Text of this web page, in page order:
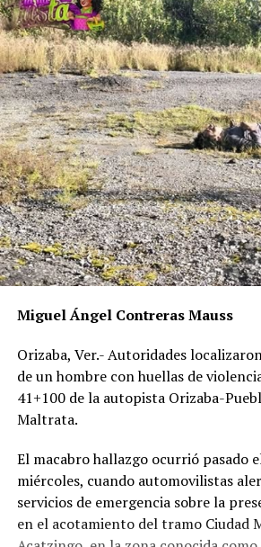
Miguel Ángel Contreras Mauss
Orizaba, Ver.- Autoridades
de un hombre con huellas de
41+100 de la autopista Orizaba-
Maltrata.
El macabro hallazgo ocurrió pasado
miércoles, cuando automovilistas
servicios de emergencia sobre la
en el acotamiento del tramo Ciudad